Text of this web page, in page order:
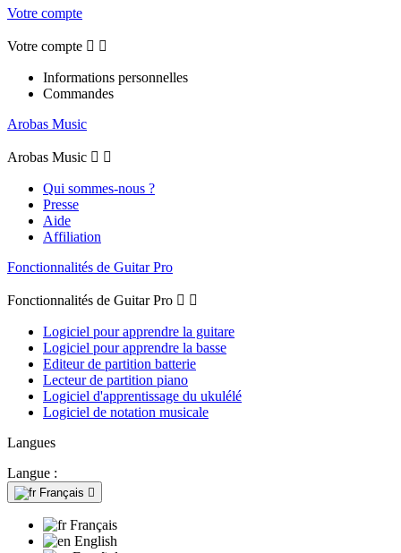
Votre compte
Votre compte  
Informations personnelles
Commandes
Arobas Music
Arobas Music  
Qui sommes-nous ?
Presse
Aide
Affiliation
Fonctionnalités de Guitar Pro
Fonctionnalités de Guitar Pro  
Logiciel pour apprendre la guitare
Logiciel pour apprendre la basse
Editeur de partition batterie
Lecteur de partition piano
Logiciel d'apprentissage du ukulélé
Logiciel de notation musicale
Langues
Langue :
Français 
Français
English